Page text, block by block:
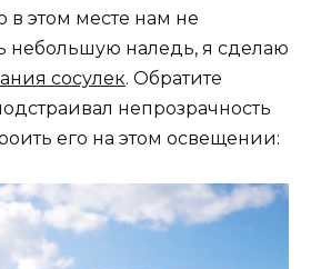
в этом месте нам не
небольшую наледь, я сделаю
сосулек. Обратите
непрозрачность
его на этом освещении: